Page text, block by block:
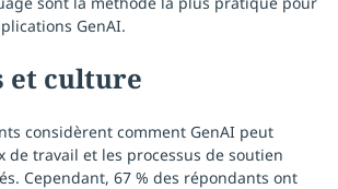
GenAI.
et culture
considèrent comment GenAI peut
de travail et les processus de soutien
Cependant, 67 % des répondants ont